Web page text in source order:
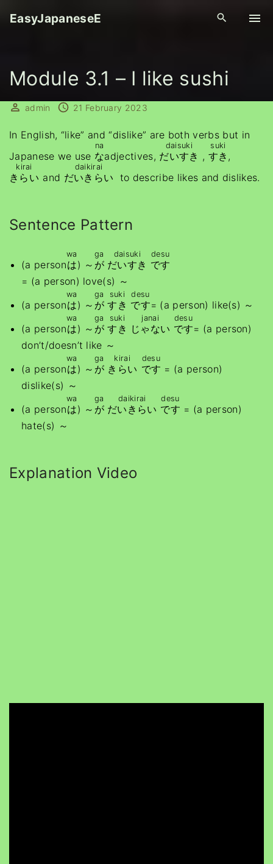
EasyJapaneseE
Module 3.1 – I like sushi
admin 21 February 2023
In English, “like” and “dislike” are both verbs but in
Japanese we use な
na
adjectives, だいすき
daisuki
, すき
suki
,
きらい
kirai
and だいきらい
daikirai
to describe likes and dislikes.
Sentence Pattern
(a personは
wa
) ～ が
ga
だいすき
daisuki
です
desu
= (a person) love(s) ～
(a personは
wa
) ～ が
ga
すき
suki
です
desu
= (a person) like(s) ～
(a personは
wa
) ～ が
ga
すき
suki
じゃない
janai
です
desu
= (a person)
don’t/doesn’t like ～
(a personは
wa
) ～ が
ga
きらい
kirai
です
desu
= (a person)
dislike(s) ～
(a personは
wa
) ～ が
ga
だいきらい
daikirai
です
desu
= (a person)
hate(s) ～
Explanation Video